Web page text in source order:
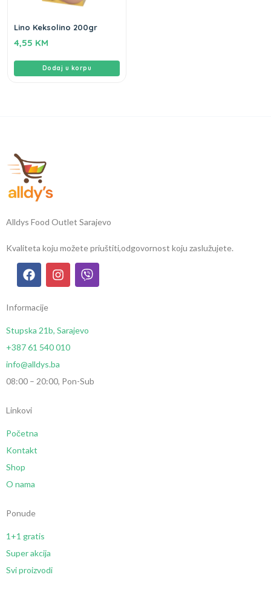
Lino Keksolino 200gr
4,55 KM
Dodaj u korpu
Alldys Food Outlet Sarajevo
Kvaliteta koju možete priuštiti,odgovornost koju zaslužujete.
Informacije
Stupska 21b, Sarajevo
+387 61 540 010
info@alldys.ba
08:00 – 20:00, Pon-Sub
Linkovi
Početna
Kontakt
Shop
O nama
Ponude
1+1 gratis
Super akcija
Svi proizvodi